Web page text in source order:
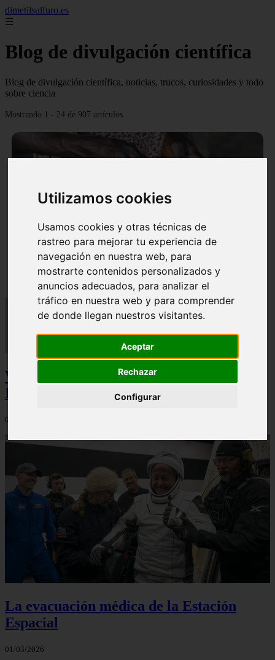
Utilizamos cookies
Usamos cookies y otras técnicas de
rastreo para mejorar tu experiencia de
navegación en nuestra web, para
mostrarte contenidos personalizados y
anuncios adecuados, para analizar el
tráfico en nuestra web y para comprender
de donde llegan nuestros visitantes.
Aceptar
Rechazar
Configurar
dimetilsulfuro.es
☰
Blog de divulgación científica
Blog de divulgación científica, noticias, trucos, curiosidades y todo
sobre ciencia
Mostrando 1 - 24 de 907 artículos
En África harán lo que parecía imposible: Utilizarán
moléculas de agua para cocinar sus alimentos
Video Advertencias desde la cúspide de la
IA: Hinton y el posible colapso social
06/03/2026
La evacuación médica de la Estación
Espacial
01/03/2026